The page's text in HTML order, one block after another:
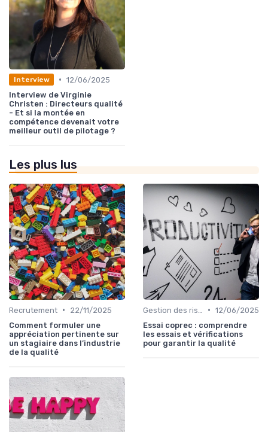
Interview • 12/06/2025
Interview de Virginie
Christen : Directeurs qualité
- Et si la montée en
compétence devenait votre
meilleur outil de pilotage ?
Les plus lus
Recrutement •
22/11/2025
Comment formuler une
appréciation pertinente sur
un stagiaire dans l’industrie
de la qualité
• 12/06/2025
Essai coprec : comprendre
les essais et vérifications
pour garantir la qualité